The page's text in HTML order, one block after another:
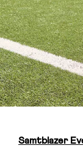
Samtblazer